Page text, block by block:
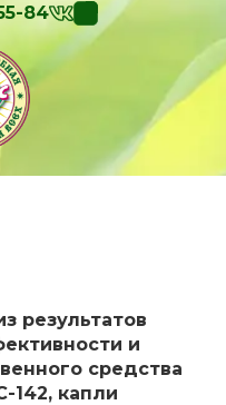
84
результатов
и
средства
142, капли